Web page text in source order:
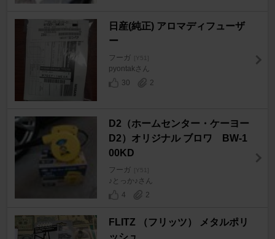
日産(純正) アロマディフューザ
ー
フーガ [Y51]
pyontakさん
30
2
D2（ホームセンター・ケーヨー
D2）オリジナル ブロワ BW-1
00KD
フーガ [Y51]
♪とっか♪さん
4
2
FLITZ （フリッツ） メタルポリ
ッシュ